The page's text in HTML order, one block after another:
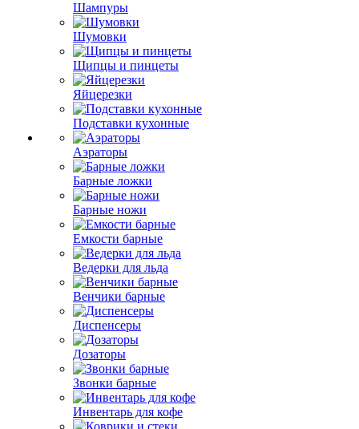
Шампуры
Шумовки
Щипцы и пинцеты
Яйцерезки
Подставки кухонные
Аэраторы
Барные ложки
Барные ножи
Емкости барные
Ведерки для льда
Венчики барные
Диспенсеры
Дозаторы
Звонки барные
Инвентарь для кофе